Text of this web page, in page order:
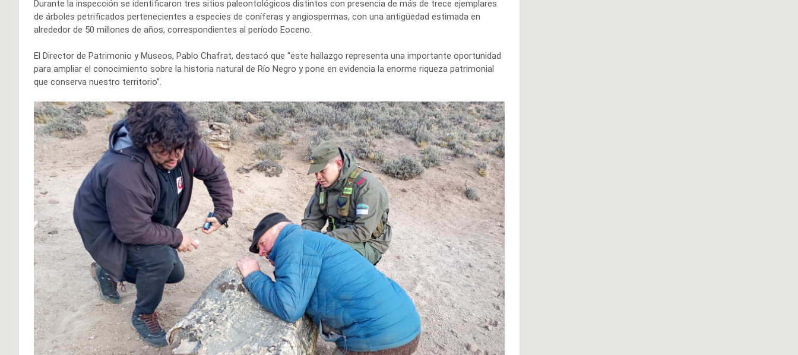
Durante la inspección se identificaron tres sitios paleontológicos distintos con presencia de más de trece ejemplares
de árboles petrificados pertenecientes a especies de coníferas y angiospermas, con una antigüedad estimada en
alrededor de 50 millones de años, correspondientes al período Eoceno.
El Director de Patrimonio y Museos, Pablo Chafrat, destacó que “este hallazgo representa una importante oportunidad
para ampliar el conocimiento sobre la historia natural de Río Negro y pone en evidencia la enorme riqueza patrimonial
que conserva nuestro territorio”.